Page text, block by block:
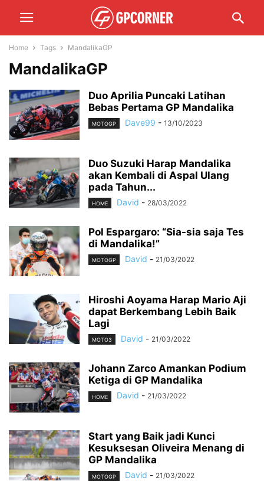
Home Tags MandalikaGP
MandalikaGP
Duo Aprilia Puncaki Latihan
Bebas Pertama GP Mandalika
MOTOGP Dave99 - 13/10/2023
Duo Suzuki Harap Mandalika
akan Kembali di Aspal Ulang
pada Tahun...
HOME David - 28/03/2022
Pol Espargaro: “Sia-sia saja Tes
di Mandalika!”
MOTOGP David - 21/03/2022
Hiroshi Aoyama Harap Mario Aji
dapat Berkembang Lebih Baik
Lagi
MOTO3 David - 21/03/2022
Johann Zarco Amankan Podium
Ketiga di GP Mandalika
HOME David - 21/03/2022
Start yang Baik jadi Kunci
Kesuksesan Oliveira Menang di
GP Mandalika
MOTOGP David - 21/03/2022